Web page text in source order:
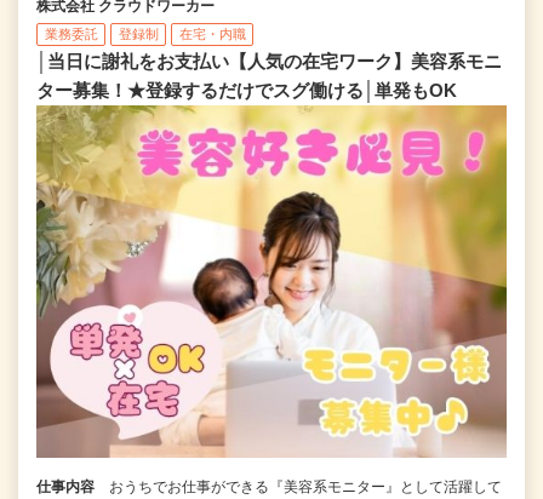
株式会社 クラウドワーカー
業務委託 登録制 在宅・内職
│当日に謝礼をお支払い【人気の在宅ワーク】美容系モニ
ター募集！★登録するだけでスグ働ける│単発もOK
仕事内容
おうちでお仕事ができる『美容系モニター』として活躍して